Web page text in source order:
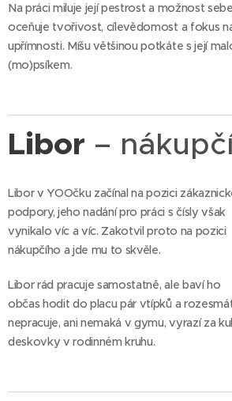
Na práci miluje její pestrost a možnost
oceňuje tvořivost, cílevědomost a fokus
upřímnosti. Míšu většinou potkáte s její
(mo)psíkem.
Libor –
Libor v YOOčku začínal na pozici
podpory, jeho nadání pro práci s čísly však
vynikalo víc a víc. Zakotvil proto na pozici
nákupčího a jde mu to skvěle.
Libor rád pracuje samostatně, ale baví ho
občas hodit do placu pár vtípků a
nepracuje, ani nemaká v gymu, vyrazí za
deskovky v rodinném kruhu.